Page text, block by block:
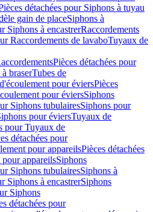
détachées pour Siphons à tuyau
gain de placeSiphons à
Siphons à encastrerRaccordements
Raccordements de lavaboTuyaux de
Pièces détachées pour
braserTubes de
pour éviersPièces
pour éviersSiphons
Siphons tubulairesSiphons pour
pour éviersTuyaux de
pour Tuyaux de
détachées pour
pour appareilsPièces détachées
appareilsSiphons
Siphons tubulairesSiphons à
Siphons à encastrerSiphons
Siphons
détachées pour